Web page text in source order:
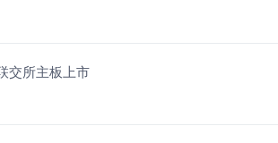
交所主板上市